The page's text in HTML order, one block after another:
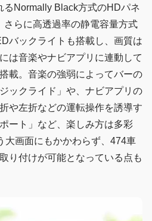
るNormally Black方式のHDパネ
さらに高透過率の静電容量方式
バックライトも搭載し、画質は
は音楽やナビアプリに連動して
載。音楽の強弱によってバーの
ックライド」や、ナビアプリの
や左折などの運転操作を誘導す
ート」など、楽しみ方は多彩
大画面にもかかわらず、474車
り付けが可能となっている点も